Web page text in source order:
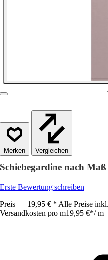
1
Vergleichen
Schiebegardine nach
Erste Bewertung schreiben
Preis — 19,95 € * Alle Preise
Versandkosten pro m19,95 €*/ m